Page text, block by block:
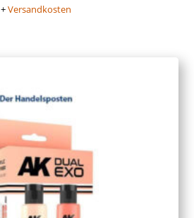
+Versandkosten